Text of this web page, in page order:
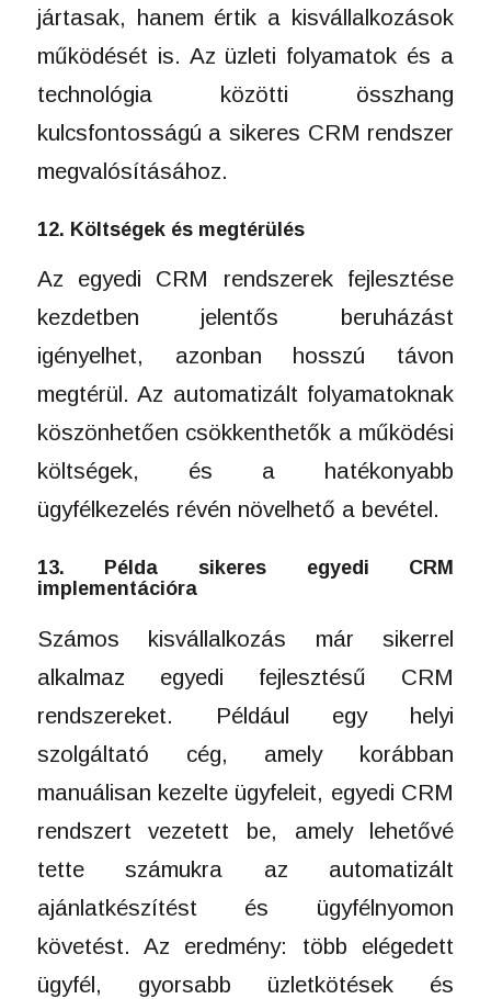
jártasak, hanem értik a kisvállalkozások
működését is. Az üzleti folyamatok és a
technológia közötti összhang
kulcsfontosságú a sikeres CRM rendszer
megvalósításához.
12. Költségek és megtérülés
Az egyedi CRM rendszerek fejlesztése
kezdetben jelentős beruházást
igényelhet, azonban hosszú távon
megtérül. Az automatizált folyamatoknak
köszönhetően csökkenthetők a működési
költségek, és a hatékonyabb
ügyfélkezelés révén növelhető a bevétel.
13. Példa sikeres egyedi CRM
implementációra
Számos kisvállalkozás már sikerrel
alkalmaz egyedi fejlesztésű CRM
rendszereket. Például egy helyi
szolgáltató cég, amely korábban
manuálisan kezelte ügyfeleit, egyedi CRM
rendszert vezetett be, amely lehetővé
tette számukra az automatizált
ajánlatkészítést és ügyfélnyomon
követést. Az eredmény: több elégedett
ügyfél, gyorsabb üzletkötések és